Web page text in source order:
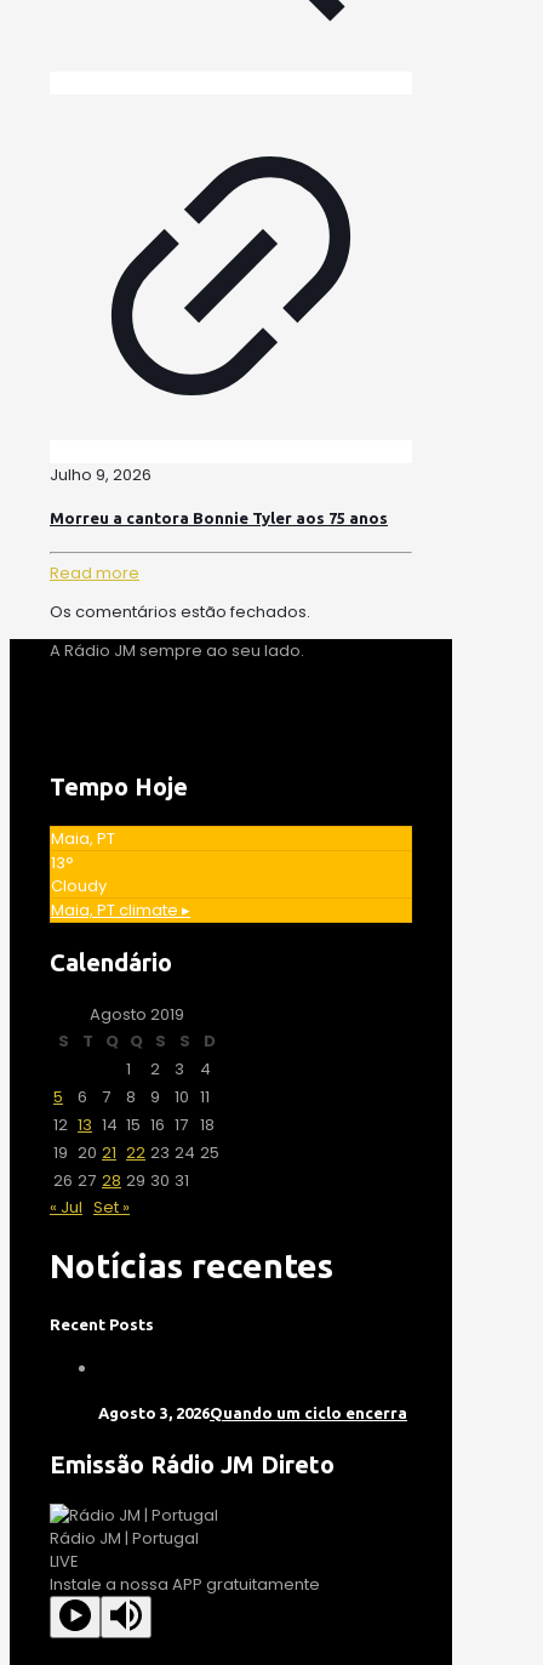
Julho 9, 2026
Morreu a cantora Bonnie Tyler aos 75 anos
Read more
Os comentários estão fechados.
A Rádio JM sempre ao seu lado.
Tempo Hoje
Maia, PT
13°
Cloudy
Maia, PTclimate ▸
Calendário
Agosto 2019
S
T Q Q S S
D
1
2 3
4
5
6 7 8 9 10 11
12 13 14 15 16 17 18
19 20 21 22 23 24 25
26 27 28 29 30 31
« Jul Set »
Notícias recentes
Recent Posts
Agosto 3, 2026Quando um ciclo encerra
Emissão Rádio JM Direto
Rádio JM | Portugal
LIVE
Instale a nossa APP gratuitamente